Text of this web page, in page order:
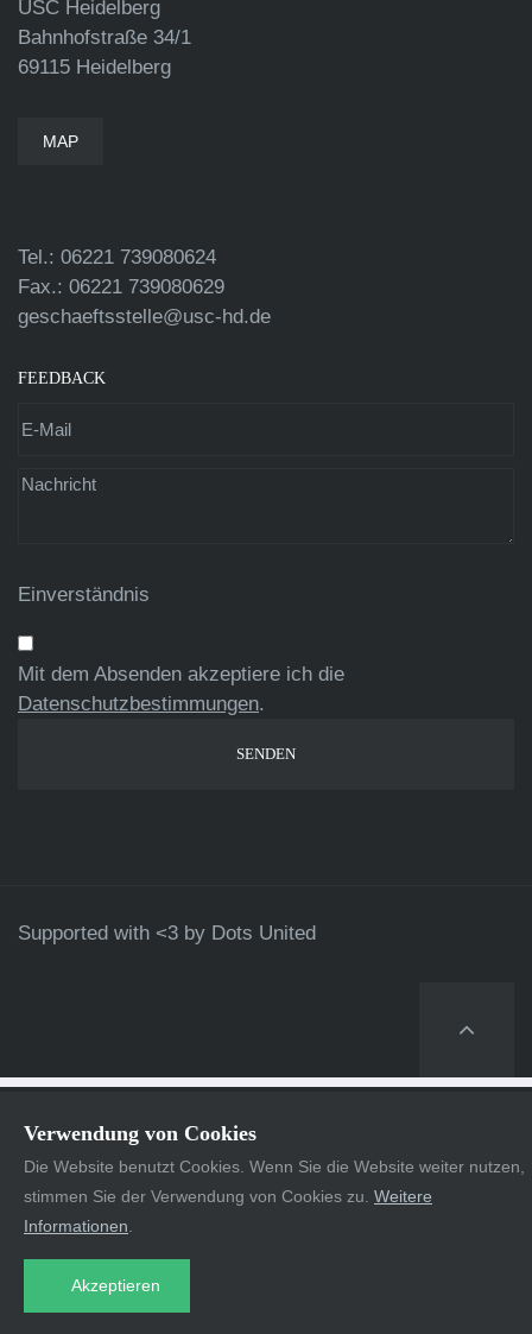
USC Heidelberg
Bahnhofstraße 34/1
69115 Heidelberg
MAP
Tel.: 06221 739080624
Fax.: 06221 739080629
geschaeftsstelle@usc-hd.de
FEEDBACK
Einverständnis
Mit dem Absenden akzeptiere ich die
Datenschutzbestimmungen.
Supported with <3 by Dots United
Verwendung von Cookies
Die Website benutzt Cookies. Wenn Sie die Website weiter nutzen,
stimmen Sie der Verwendung von Cookies zu. Weitere
Informationen
Akzeptieren